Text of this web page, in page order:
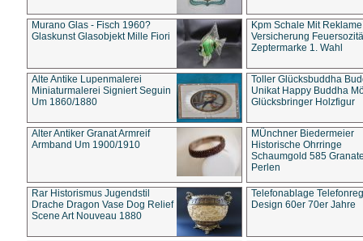
Murano Glas - Fisch 1960?
Glaskunst Glasobjekt Mille Fiori
Kpm Schale Mit Reklame
Versicherung
Zeptermarke 1. Wahl
Alte Antike Lupenmalerei
Miniaturmalerei Signiert Seguin
Um 1860/1880
Toller Glücksbuddha
Unikat Happy Buddha
Glücksbringer Holzfigur
Alter Antiker Granat Armreif
Armband Um 1900/1910
MÜnchner Biedermeier
Historische Ohrringe
Schaumgold 585
Perlen
Rar Historismus Jugendstil
Drache Dragon Vase Dog Relief
Scene Art Nouveau 1880
Telefonablage
Design 60er 70er Jahre